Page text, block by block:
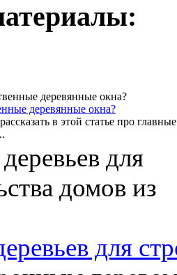
деревянные окна?
в этой статье про
для